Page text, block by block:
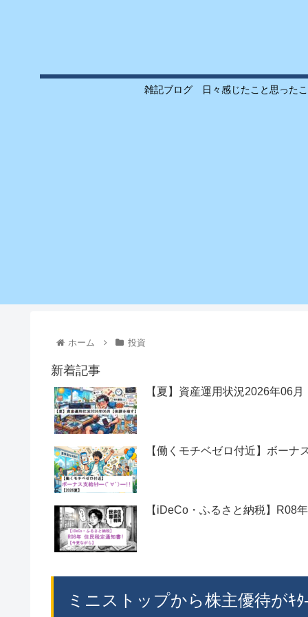
雑記ブログ 日々感じたこと思った
ホーム 投資
新着記事
【夏】資産運用状況2026年06
【働くモチベゼロ付近】ボー
【iDeCo・ふるさと納税】R08
ミニストップから株主優待